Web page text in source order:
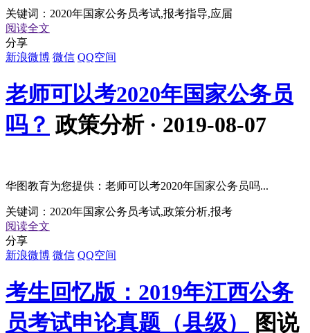
关键词： 2020年国家公务员考试,报考指导,应届
阅读全文
分享
新浪微博 微信 QQ空间
老师可以考2020年国家公务员
吗？ 政策分析 · 2019-08-07
华图教育为您提供：老师可以考2020年国家公务员吗...
关键词： 2020年国家公务员考试,政策分析,报考
阅读全文
分享
新浪微博 微信 QQ空间
考生回忆版：2019年江西公务
员考试申论真题（县级）
图说